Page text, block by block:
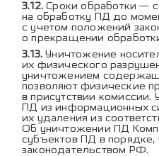
Сроки обработки —
на обработку ПД до
с учетом положений
о прекращении
Уничтожение
их физического
уничтожением
позволяют физические
в присутствии комиссии.
ПД из информационных
их удаления из
Об уничтожении ПД
субъектов ПД в порядке,
законодательством РФ.